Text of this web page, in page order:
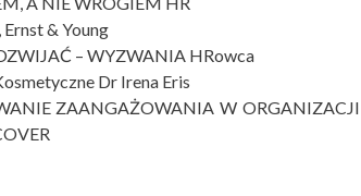
& Young
– WYZWANIA HRowca
Dr Irena Eris
ZAANGAŻOWANIA W ORGANIZACJI